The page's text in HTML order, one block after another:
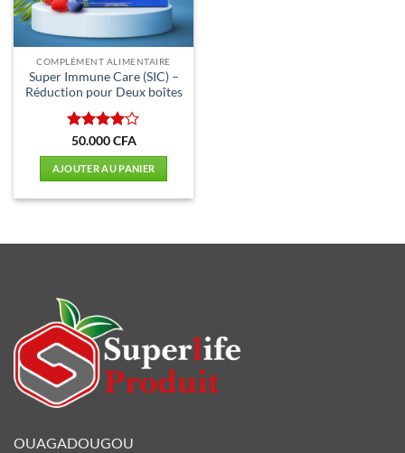
COMPLÉMENT ALIMENTAIRE
Super Immune Care (SIC) –
Réduction pour Deux boîtes
Note4
sur 5
50.000CFA
AJOUTER AU PANIER
OUAGADOUGOU